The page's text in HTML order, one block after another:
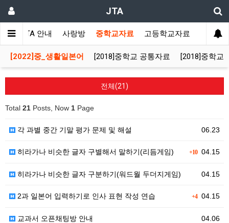
JTA
JTA 안내 사랑방 중학교자료 고등학교자료 멀티자
[2022]중_생활일본어 [2018]중학교 공통자료 [2018]중학교
전체(21)
Total 21 Posts, Now 1 Page
06.23
각 과별 중간 기말 평가 문제 및 해설
+1004.15
히라가나 비슷한 글자 구별해서 말하기(리듬게임)
04.15
히라가나 비슷한 글자 구분하기(워드월 두더지게임)
+404.15
2과 일본어 입력하기로 인사 표현 작성 연습
04.06
교과서 오픈채팅방 안내